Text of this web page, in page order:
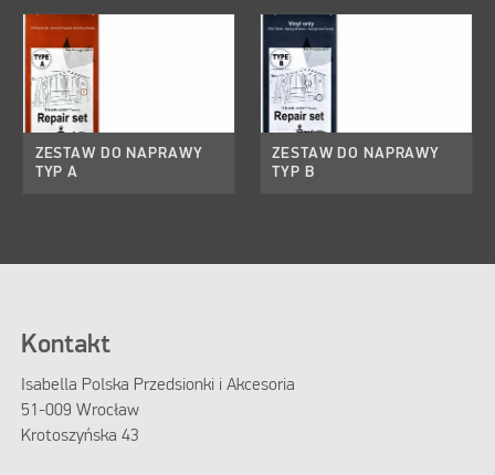
ZESTAW DO NAPRAWY
TYP A
ZESTAW DO NAPRAWY
TYP B
Kontakt
Isabella Polska Przedsionki i Akcesoria
51-009 Wrocław
Krotoszyńska 43